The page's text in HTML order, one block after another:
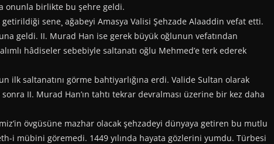
onunla birlikte bu şehre geldi.
sene¸ ağabeyi Amasya Valisi Şehzade Alaaddin vefat etti.
geldi. II. Murad Han ise gerek büyük oğlunun vefatından
hâdiseler sebebiyle saltanatı oğlu Mehmed’e terk ederek
ilk saltanatını görme bahtiyarlığına erdi. Valide Sultan olarak
II. Murad Han’ın tahtı tekrar devralması üzerine bir kez daha
övgüsüne mazhar olacak şehzadeyi dünyaya getiren bu mutlu
i mübini göremedi. 1449 yılında hayata gözlerini yumdu. Türbesi